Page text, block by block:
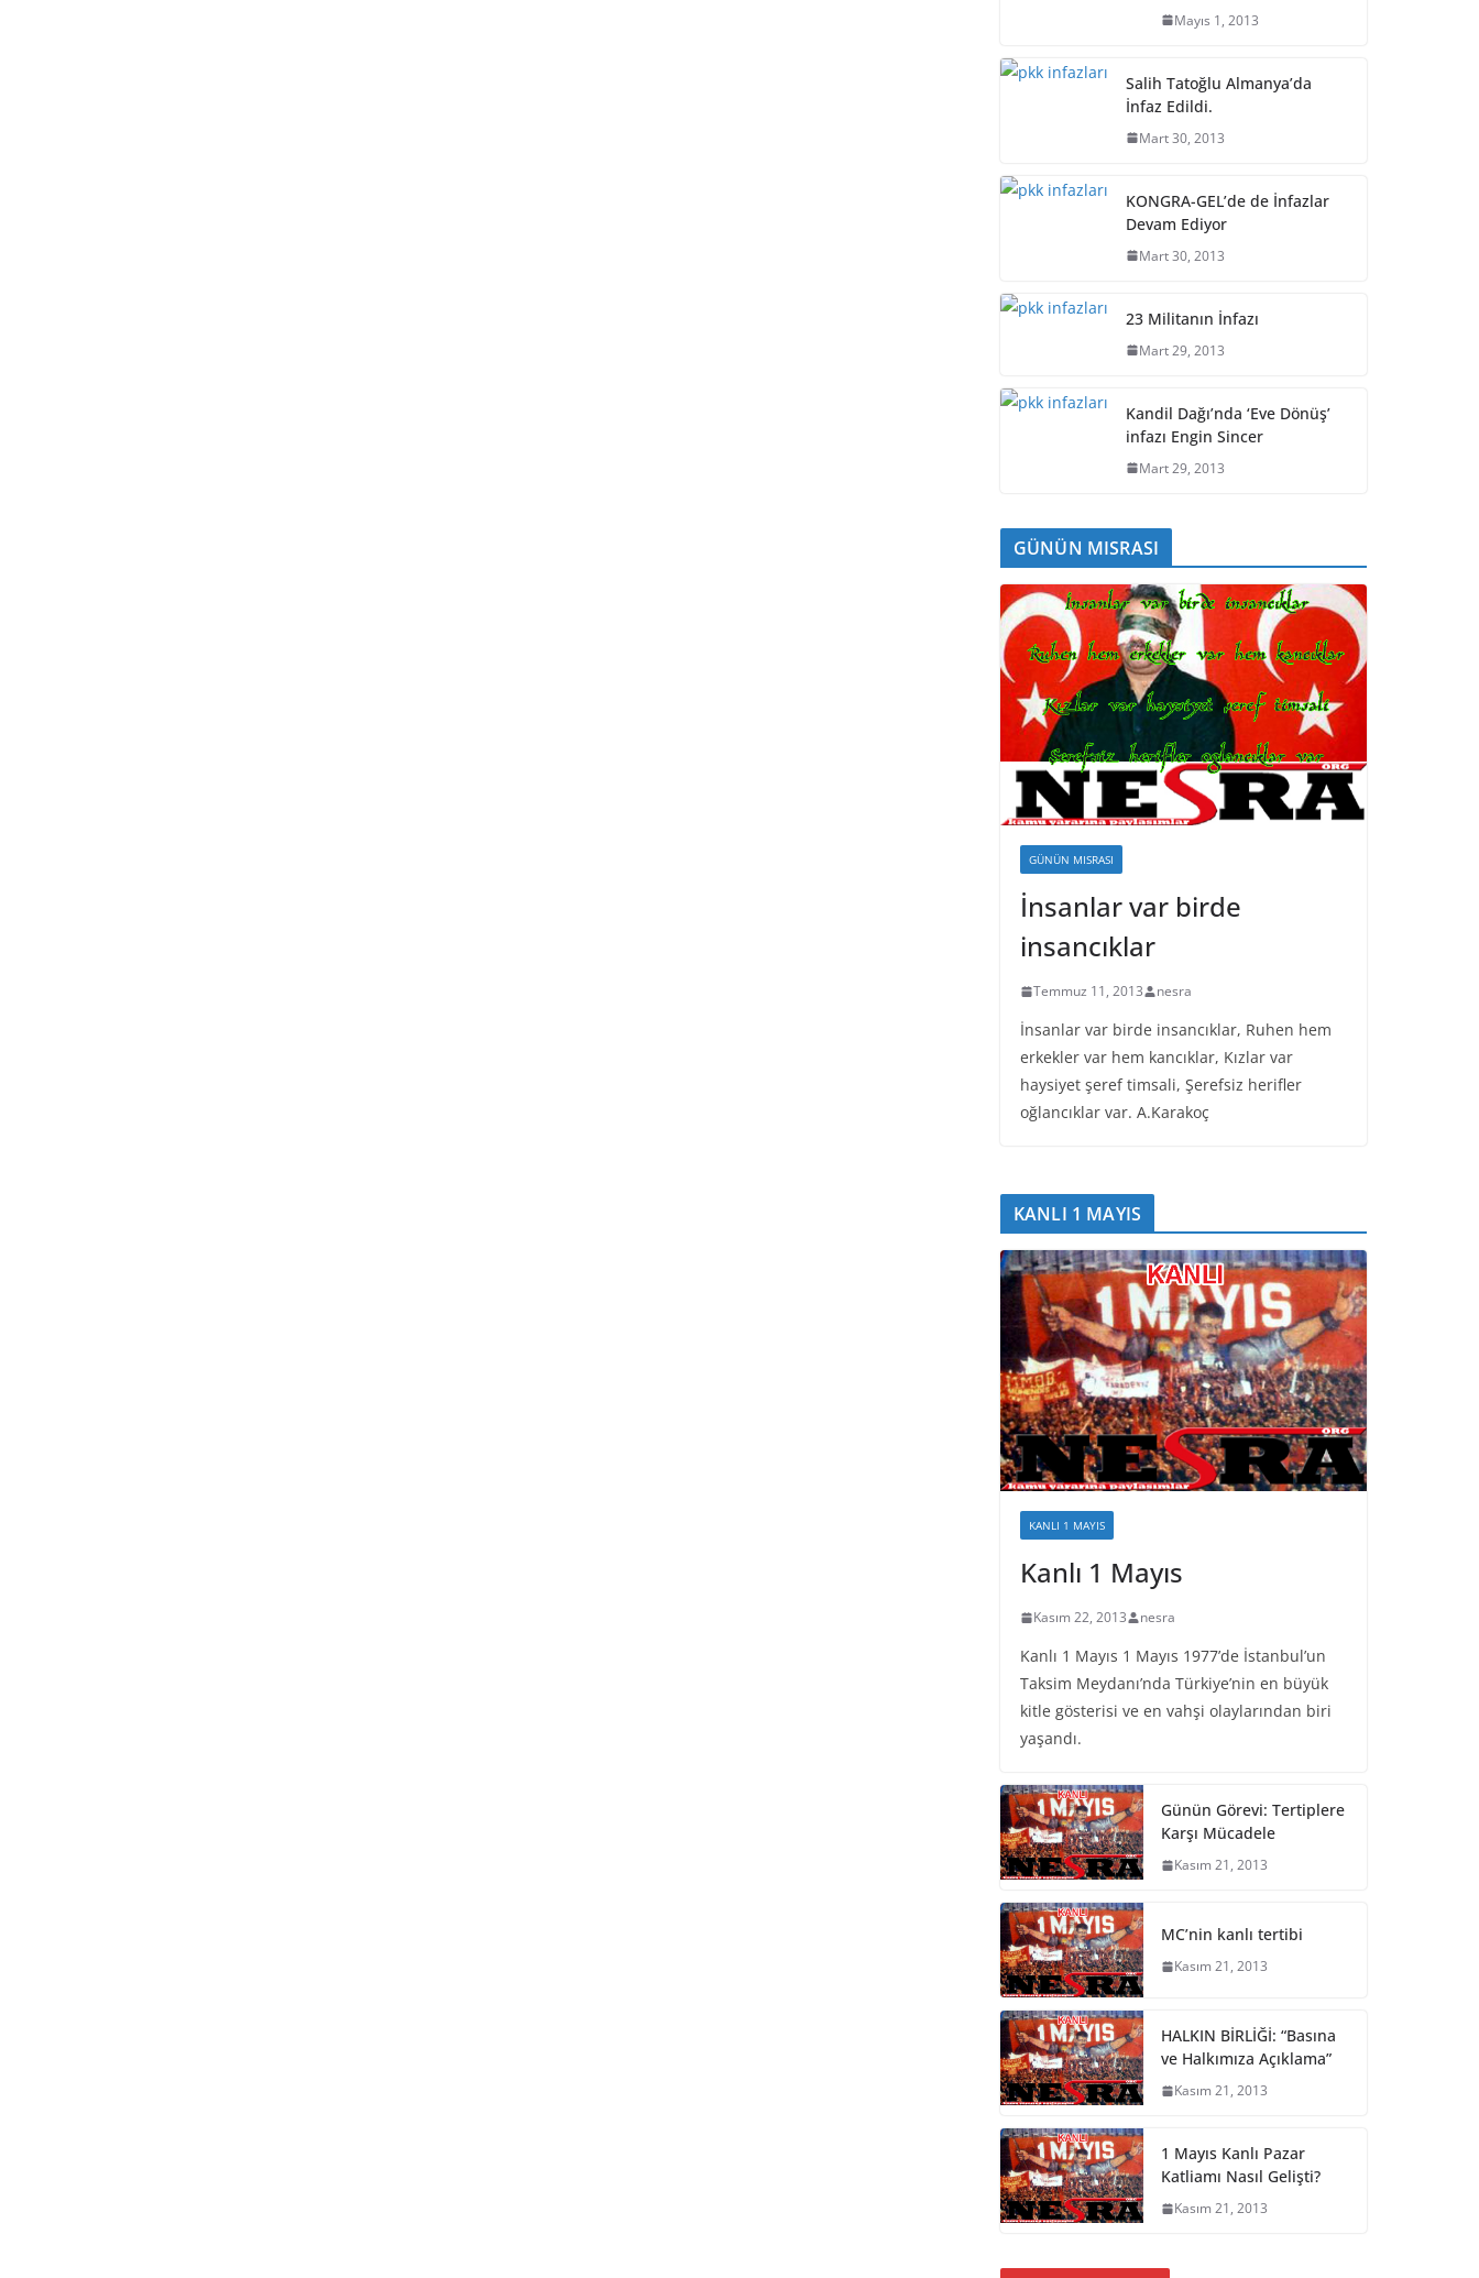
Mayıs 1, 2013
Salih Tatoğlu Almanya’da
İnfaz Edildi.
Mart 30, 2013
KONGRA-GEL’de de İnfazlar
Devam Ediyor
Mart 30, 2013
23 Militanın İnfazı
Mart 29, 2013
Kandil Dağı’nda ‘Eve Dönüş’
infazı Engin Sincer
Mart 29, 2013
GÜNÜN MISRASI
GÜNÜN MISRASI
İnsanlar var birde
insancıklar
Temmuz 11, 2013 nesra
İnsanlar var birde insancıklar, Ruhen hem
erkekler var hem kancıklar, Kızlar var
haysiyet şeref timsali, Şerefsiz herifler
oğlancıklar var. A.Karakoç
KANLI 1 MAYIS
KANLI 1 MAYIS
Kanlı 1 Mayıs
Kasım 22, 2013 nesra
Kanlı 1 Mayıs 1 Mayıs 1977’de İstanbul’un
Taksim Meydanı’nda Türkiye’nin en büyük
kitle gösterisi ve en vahşi olaylarından biri
yaşandı.
Günün Görevi: Tertiplere
Karşı Mücadele
Kasım 21, 2013
MC’nin kanlı tertibi
Kasım 21, 2013
HALKIN BİRLİĞİ: “Basına
ve Halkımıza Açıklama”
Kasım 21, 2013
1 Mayıs Kanlı Pazar
Katliamı Nasıl Gelişti?
Kasım 21, 2013